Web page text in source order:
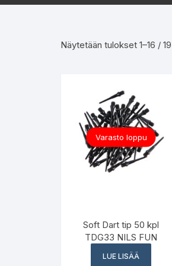
Näytetään tulokset 1–16 / 19
Varasto loppu
Soft Dart tip 50 kpl
TDG33 NILS FUN
LUE LISÄÄ